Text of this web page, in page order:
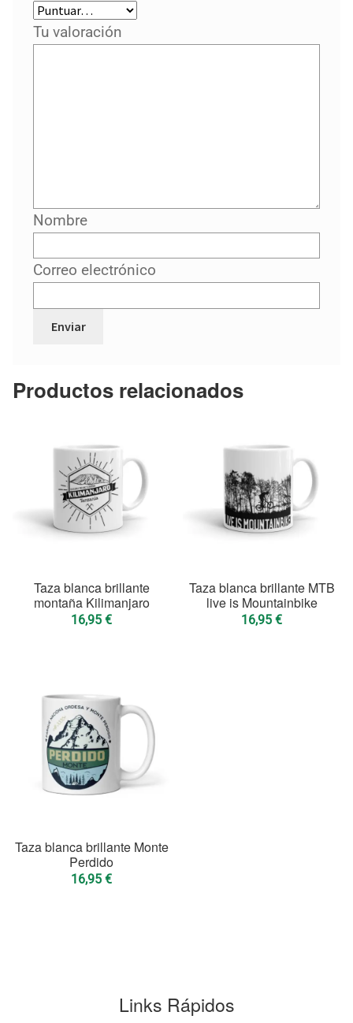
Tu valoración
Nombre
Correo electrónico
Productos relacionados
Taza blanca brillante
montaña Kilimanjaro
16,95 €
Taza blanca brillante MTB
live is Mountainbike
16,95 €
Taza blanca brillante Monte
Perdido
16,95 €
Links Rápidos